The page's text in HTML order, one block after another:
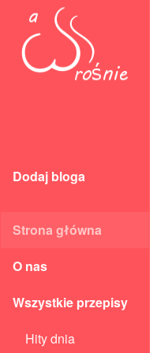
Dodaj bloga
Strona główna
O nas
Wszystkie przepisy
Hity dnia